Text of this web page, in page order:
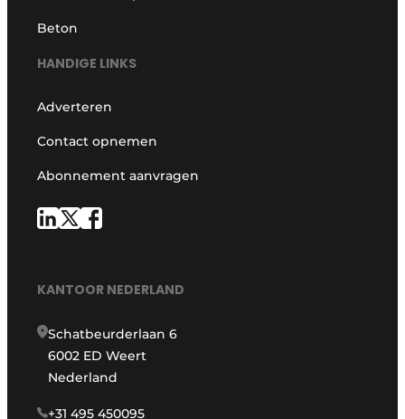
Beton
HANDIGE LINKS
Adverteren
Contact opnemen
Abonnement aanvragen
KANTOOR NEDERLAND
Schatbeurderlaan 6
6002 ED Weert
Nederland
+31 495 450095